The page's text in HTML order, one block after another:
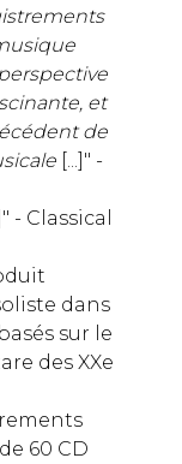
et
de
[...]" -
- Classical
dans
sur le
des XXe
60 CD